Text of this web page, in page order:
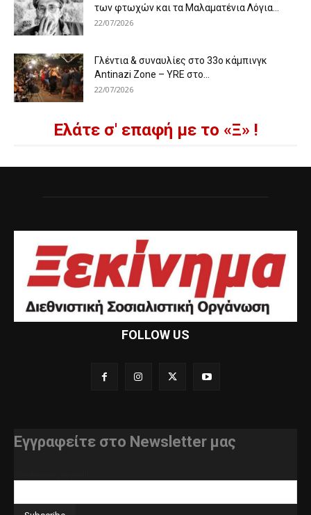
των φτωχών και τα Μαλαματένια Λόγια...
22/07/2026
Γλέντια & συναυλίες στο 33ο κάμπινγκ
Antinazi Zone – YRE στο...
22/07/2026
Ελάτε σ' επαφή με το «Ξ» !
FOLLOW US
Εγγραφείτε στο Newsletter μας